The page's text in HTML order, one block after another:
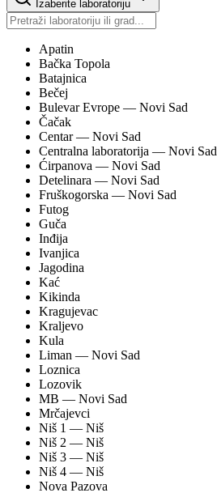
Izaberite laboratoriju
Apatin
Bačka Topola
Batajnica
Bečej
Bulevar Evrope — Novi Sad
Čačak
Centar — Novi Sad
Centralna laboratorija — Novi Sad
Ćirpanova — Novi Sad
Detelinara — Novi Sad
Fruškogorska — Novi Sad
Futog
Guča
Inđija
Ivanjica
Jagodina
Kać
Kikinda
Kragujevac
Kraljevo
Kula
Liman — Novi Sad
Loznica
Lozovik
MB — Novi Sad
Mrčajevci
Niš 1 — Niš
Niš 2 — Niš
Niš 3 — Niš
Niš 4 — Niš
Nova Pazova